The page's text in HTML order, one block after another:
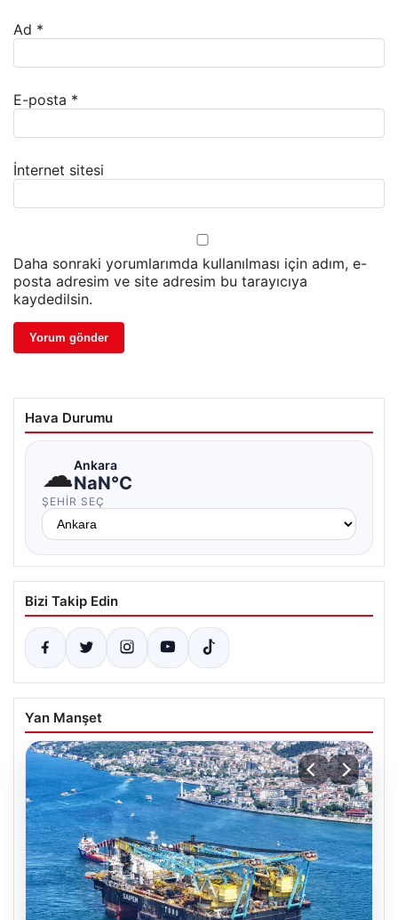
Ad *
E-posta *
İnternet sitesi
Daha sonraki yorumlarımda kullanılması için adım, e-
posta adresim ve site adresim bu tarayıcıya
kaydedilsin.
Hava Durumu
☁Ankara
NaN°C
ŞEHIR SEÇ
Bizi Takip Edin
Yan Manşet